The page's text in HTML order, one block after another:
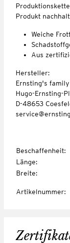
Produkt
Weiche
Aus
Hersteller:
Ernsting's family
Hugo-Ernsting-
D-48653
Beschaffenheit:
Länge:
Breite:
Artikelnummer: